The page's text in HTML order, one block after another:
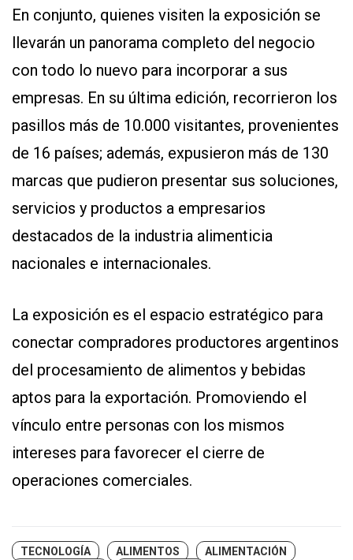
En conjunto, quienes visiten la exposición se
llevarán un panorama completo del negocio
con todo lo nuevo para incorporar a sus
empresas. En su última edición, recorrieron los
pasillos más de 10.000 visitantes, provenientes
de 16 países; además, expusieron más de 130
marcas que pudieron presentar sus soluciones,
servicios y productos a empresarios
destacados de la industria alimenticia
nacionales e internacionales.
La exposición es el espacio estratégico para
conectar compradores productores argentinos
del procesamiento de alimentos y bebidas
aptos para la exportación. Promoviendo el
vínculo entre personas con los mismos
intereses para favorecer el cierre de
operaciones comerciales.
TECNOLOGÍA ALIMENTOS
ALIMENTACIÓN